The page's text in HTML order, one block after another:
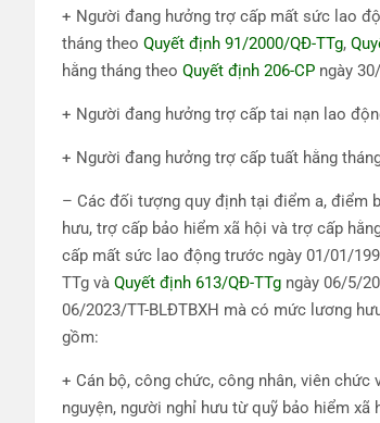
+ Người đang hưởng trợ cấp mất sức lao
tháng theo Quyết định 91/2000/QĐ-TTg,
hằng tháng theo Quyết định 206-CP ngày
+ Người đang hưởng trợ cấp tai nạn lao
+ Người đang hưởng trợ cấp tuất hằng
– Các đối tượng quy định tại điểm a, điểm
hưu, trợ cấp bảo hiểm xã hội và trợ cấp
cấp mất sức lao động trước ngày 01/01/
TTg và Quyết định 613/QĐ-TTg ngày 06/5/
06/2023/TT-BLĐTBXH mà có mức lương
gồm:
+ Cán bộ, công chức, công nhân, viên
nguyện, người nghỉ hưu từ quỹ bảo hiểm xã